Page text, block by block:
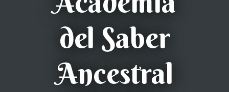
del Saber
Ancestral